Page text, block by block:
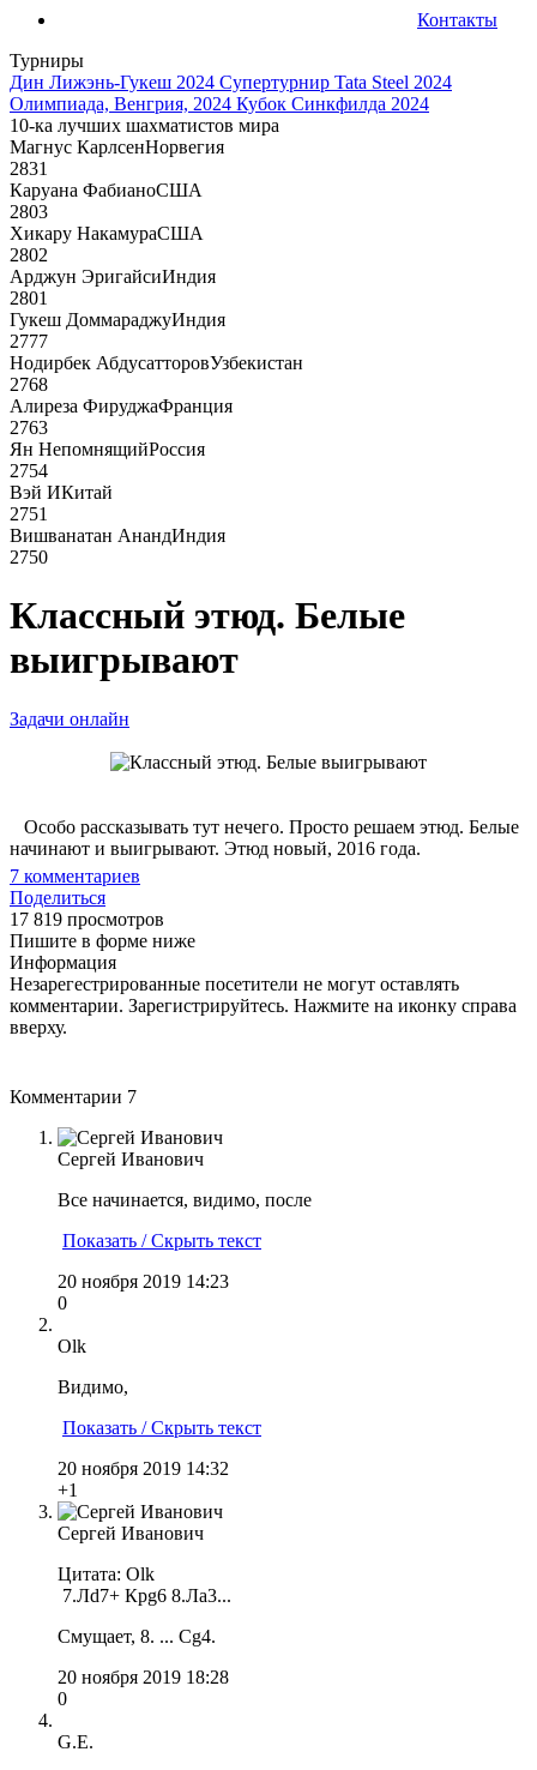
Контакты
Турниры
Дин Лижэнь-Гукеш 2024 Супертурнир Tata Steel 2024
Олимпиада, Венгрия, 2024 Кубок Синкфилда 2024
10-ка лучших шахматистов мира
Магнус КарлсенНорвегия
2831
Каруана ФабианоСША
2803
Хикару НакамураСША
2802
Арджун ЭригайсиИндия
2801
Гукеш ДоммараджуИндия
2777
Нодирбек АбдусатторовУзбекистан
2768
Алиреза ФируджаФранция
2763
Ян НепомнящийРоссия
2754
Вэй ИКитай
2751
Вишванатан АнандИндия
2750
Классный этюд. Белые
выигрывают
Задачи онлайн
Особо рассказывать тут нечего. Просто решаем этюд. Белые
начинают и выигрывают. Этюд новый, 2016 года.
7 комментариев
Поделиться
17 819 просмотров
Пишите в форме ниже
Информация
Незарегестрированные посетители не могут оставлять
комментарии. Зарегистрируйтесь. Нажмите на иконку справа
вверху.
Комментарии 7
Сергей Иванович
Все начинается, видимо, после
Показать / Скрыть текст
20 ноября 2019 14:23
0
Olk
Видимо,
Показать / Скрыть текст
20 ноября 2019 14:32
+1
Сергей Иванович
Цитата: Olk
7.Лd7+ Крg6 8.Лa3...
Смущает, 8. ... Сg4.
20 ноября 2019 18:28
0
G.E.